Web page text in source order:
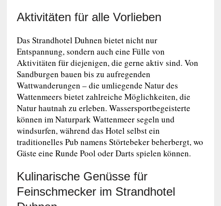
Aktivitäten für alle Vorlieben
Das Strandhotel Duhnen bietet nicht nur
Entspannung, sondern auch eine Fülle von
Aktivitäten für diejenigen, die gerne aktiv sind. Von
Sandburgen bauen bis zu aufregenden
Wattwanderungen – die umliegende Natur des
Wattenmeers bietet zahlreiche Möglichkeiten, die
Natur hautnah zu erleben. Wassersportbegeisterte
können im Naturpark Wattenmeer segeln und
windsurfen, während das Hotel selbst ein
traditionelles Pub namens Störtebeker beherbergt, wo
Gäste eine Runde Pool oder Darts spielen können.
Kulinarische Genüsse für
Feinschmecker im Strandhotel